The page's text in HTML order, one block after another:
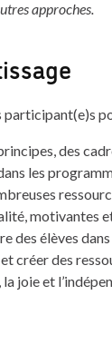
approches.
participant(e)s
des
les
motivantes
des élèves
créer des
joie et